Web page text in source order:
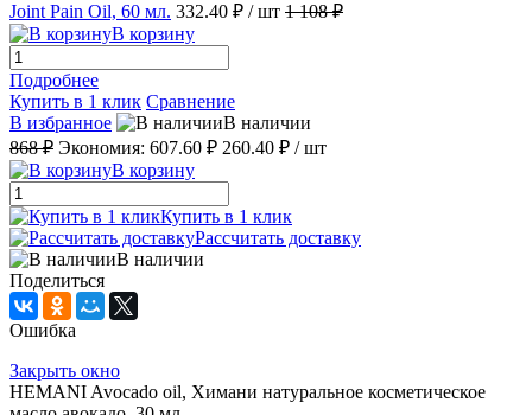
Joint Pain Oil, 60 мл. 332.40 ₽ / шт 1 108 ₽
В корзину
Подробнее
Купить в 1 клик Сравнение
В избранное
В наличии
868 ₽ Экономия: 607.60 ₽ 260.40 ₽ / шт
В корзину
Купить в 1 клик
Рассчитать доставку
В наличии
Поделиться
Ошибка
Закрыть окно
HEMANI Avocado oil, Химани натуральное косметическое